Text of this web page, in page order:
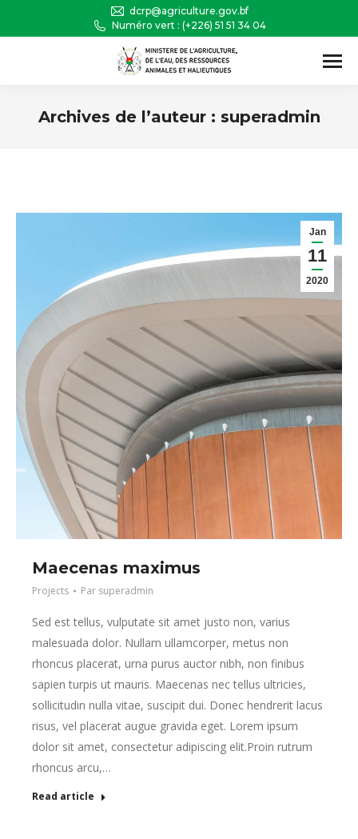
dcrp@agriculture.gov.bf
Numéro vert : (+226) 51 51 34 04
Archives de l’auteur : superadmin
Jan
11
2020
Maecenas maximus
Projects Par superadmin
Sed est tellus, vulputate sit amet justo non, varius
malesuada dolor. Nullam ullamcorper, metus non
rhoncus placerat, urna purus auctor nibh, non finibus
sapien turpis ut mauris. Maecenas nec tellus ultricies,
sollicitudin nulla vitae, suscipit dui. Donec hendrerit lacus
risus, vel placerat augue gravida eget. Lorem ipsum
dolor sit amet, consectetur adipiscing elit.Proin rutrum
rhoncus arcu,…
Read article